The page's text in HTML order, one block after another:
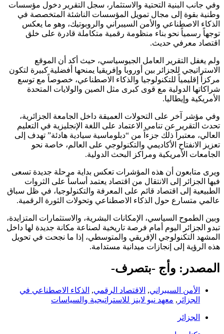
وفي جانب البنية التحتية والاستثمار، سجل التقرير دخول مؤسسات
وطنية بقوة إلى مجال تمويل المؤسسات الناشئة المتخصصة في
الذكاء الاصطناعي والأمن السيبراني والروبوتيك، وهو ما يعكس
توجهاً رسمياً نحو بناء منظومة رقمية متكاملة قادرة على خلق
اقتصاد معرفي حديث.
ولم يغفل التقرير العامل الجيوسياسي، حيث أكد أن الموقع
الاستراتيجي للجزائر بين أوروبا وإفريقيا يمنحها أفضلية كبيرة لتكون
مركزاً إقليمياً للتكنولوجيا والذكاء الاصطناعي، خصوصاً مع توسع
شراكاتها الدولية مع قوى كبرى مثل الصين و الولايات المتحدة
الأمريكية و إيطاليا.
وفي مؤشر آخر على التحولات العميقة داخل الجامعة الجزائرية،
تحدث التقرير عن تنامي الاعتماد على اللغة الإنجليزية في التعليم
العالي، معتبراً ذلك جزءاً من “دبلوماسية سيادية هادئة” تهدف إلى
تعزيز الانفتاح الأكاديمي والتكنولوجي على العالم، خاصة نحو
الجامعات الأمريكية ومراكز البحث الدولية.
ويرى متابعون أن هذه المؤشرات تعكس بداية مرحلة جديدة تسعى
فيها الجزائر إلى الانتقال من اقتصاد يعتمد أساساً على الثروات
الطبيعية إلى اقتصاد قائم على المعرفة والتكنولوجيا، في ظل سباق
عالمي متسارع حول الذكاء الاصطناعي وتحولات الثورة الرقمية.
وبين الطموح السياسي، الإمكانات البشرية، والاستثمارات المتزايدة،
تبدو الجزائر اليوم أمام فرصة تاريخية لصناعة مكانة جديدة لها داخل
المشهد التكنولوجي الإفريقي والمتوسطي، إذا ما نجحت في تحويل
هذه الرؤية إلى إنجازات ميدانية مستدامة.
المصدر: وأج -بتصرف-
الأمن السيبراني, الاقتصاد الرقمي, الذكاء الاصطناعي في
الجزائر , معهد نيو لاينز للاستراتيجية والسياسات
الجزائر